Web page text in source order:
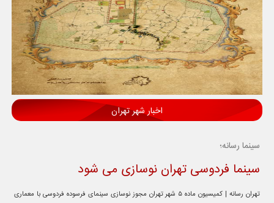
اخبار شهر تهران
سینما رسانه؛
سینما فردوسی تهران نوسازی می شود
تهران رسانه | کمیسیون ماده ۵ شهر تهران مجوز نوسازی سینمای فرسوده فردوسی با معماری